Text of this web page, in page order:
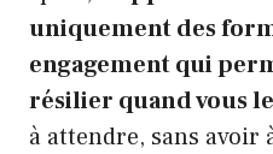
uniquement des
engagement qui
résilier quand vous
à attendre, sans avoir